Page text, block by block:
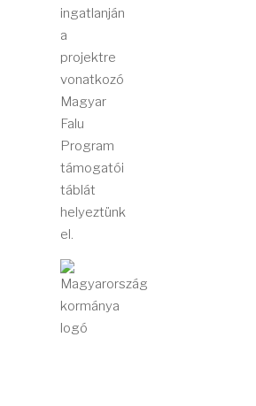
ingatlanján
a
projektre
vonatkozó
Magyar
Falu
Program
támogatói
táblát
helyeztünk
el.